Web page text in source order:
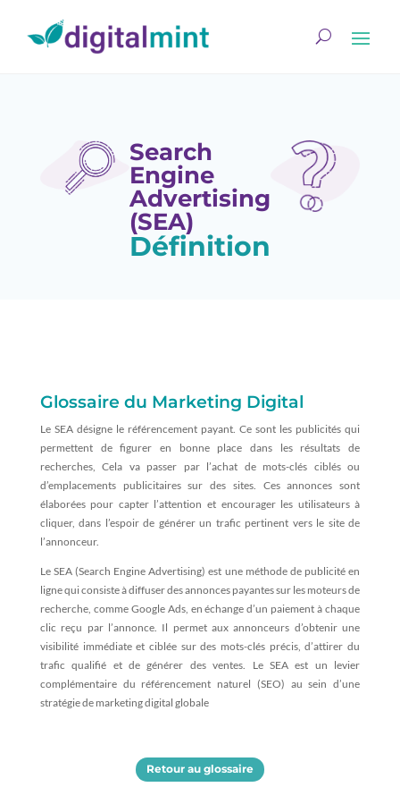
Search
Engine
Advertising
(SEA)
Définition
Glossaire du Marketing Digital
Le SEA désigne le référencement payant. Ce sont les publicités qui
permettent de figurer en bonne place dans les résultats de
recherches, Cela va passer par l’achat de mots-clés ciblés ou
d’emplacements publicitaires sur des sites. Ces annonces sont
élaborées pour capter l’attention et encourager les utilisateurs à
cliquer, dans l’espoir de générer un trafic pertinent vers le site de
l’annonceur.
Le SEA (Search Engine Advertising) est une méthode de publicité en
ligne qui consiste à diffuser des annonces payantes sur les moteurs de
recherche, comme Google Ads, en échange d’un paiement à chaque
clic reçu par l’annonce. Il permet aux annonceurs d’obtenir une
visibilité immédiate et ciblée sur des mots-clés précis, d’attirer du
trafic qualifié et de générer des ventes. Le SEA est un levier
complémentaire du référencement naturel (SEO) au sein d’une
stratégie de marketing digital globale
Retour au glossaire